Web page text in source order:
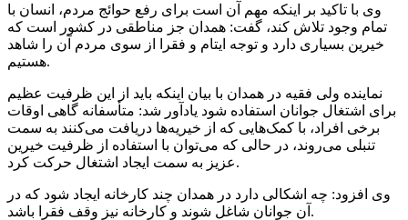
وی با تاکید بر اینکه مهم آن است برای رفع حوائج مردم، انسان با
تمام وجود تلاش کند، گفت: همدان جز مناطقی در کشور است که
خیرین بسیاری دارد و توجه ایتام و فقرا از سوی مردم آن را شاهد
هستیم.
نماینده ولی فقیه در همدان با بیان اینکه باید از این ظرفیت عظیم
برای اشتغال جوانان استفاده شود یادآور شد: متأسفانه گاهی اوقات
برخی افراد، با کمک‌هایی که از خیریه‌ها دریافت می‌کنند به سمت
تنبلی می‌روند، در حالی که می‌توان با استفاده از ظرفیت خیرین
عزیز به سمت ایجاد اشتغال حرکت کرد.
وی افزود: چه اشکالی دارد در همدان چند کارخانه ایجاد شود که در
آن جوانان شاغل شوند و کارخانه نیز وقف فقرا باشد.